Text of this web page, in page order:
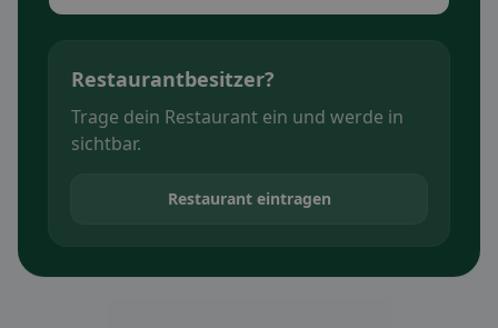
Restaurantbesitzer?
Trage dein Restaurant ein und werde in
sichtbar.
Restaurant eintragen